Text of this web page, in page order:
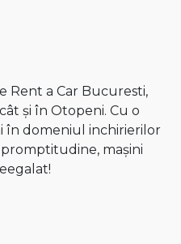
Rent a Car Bucuresti,
și în Otopeni. Cu o
în domeniul inchirierilor
mașini